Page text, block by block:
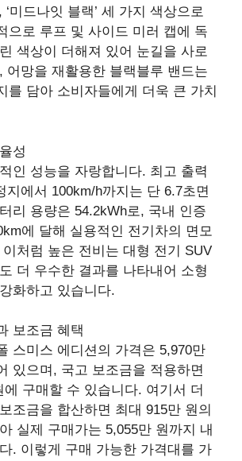
‘미드나잇 블랙’ 세 가지 색상으로
으로 루프 및 사이드 미러 캡에 독
색상이 더해져 있어 눈길을 사로
어망을 재활용한 블랙블루 밴드는
를 담아 소비자들에게 더욱 큰 가치
성
인 성능을 자랑합니다. 최고 출력
지에서 100km/h까지는 단 6.7초면
리 용량은 54.2kWh로, 국내 인증
에 달해 실용적인 전기차의 면모
처럼 높은 전비는 대형 전기 SUV
더 우수한 결과를 나타내어 소형
화하고 있습니다.
보조금 혜택
스미스 에디션의 가격은 5,970만
있으며, 국고 보조금을 적용하면
에 구매할 수 있습니다. 여기서 더
조금을 합산하면 최대 915만 원의
실제 구매가는 5,055만 원까지 내
. 이렇게 구매 가능한 가격대를 가